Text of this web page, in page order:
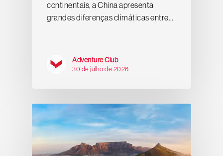
continentais, a China apresenta
grandes diferenças climáticas entre…
Adventure Club
30 de julho de 2026